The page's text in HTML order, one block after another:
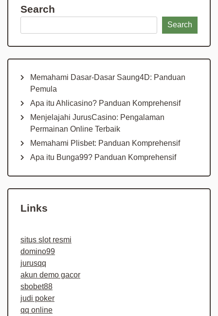
Search
Search
Memahami Dasar-Dasar Saung4D: Panduan
Pemula
Apa itu Ahlicasino? Panduan Komprehensif
Menjelajahi JurusCasino: Pengalaman
Permainan Online Terbaik
Memahami Plisbet: Panduan Komprehensif
Apa itu Bunga99? Panduan Komprehensif
Links
situs slot resmi
domino99
jurusqq
akun demo gacor
sbobet88
judi poker
qq online